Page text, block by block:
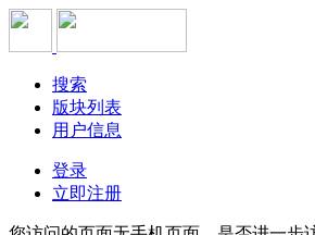
搜索
版块列表
用户信息
登录
立即注册